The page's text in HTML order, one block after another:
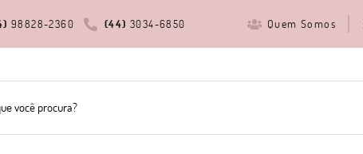
(44) 3034-6850
98828-2360 Quem Somos